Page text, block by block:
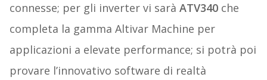
connesse; per gli inverter vi sarà ATV340che
completa la gamma Altivar Machine per
applicazioni a elevate performance; si potrà poi
provare l’innovativo software di realtà